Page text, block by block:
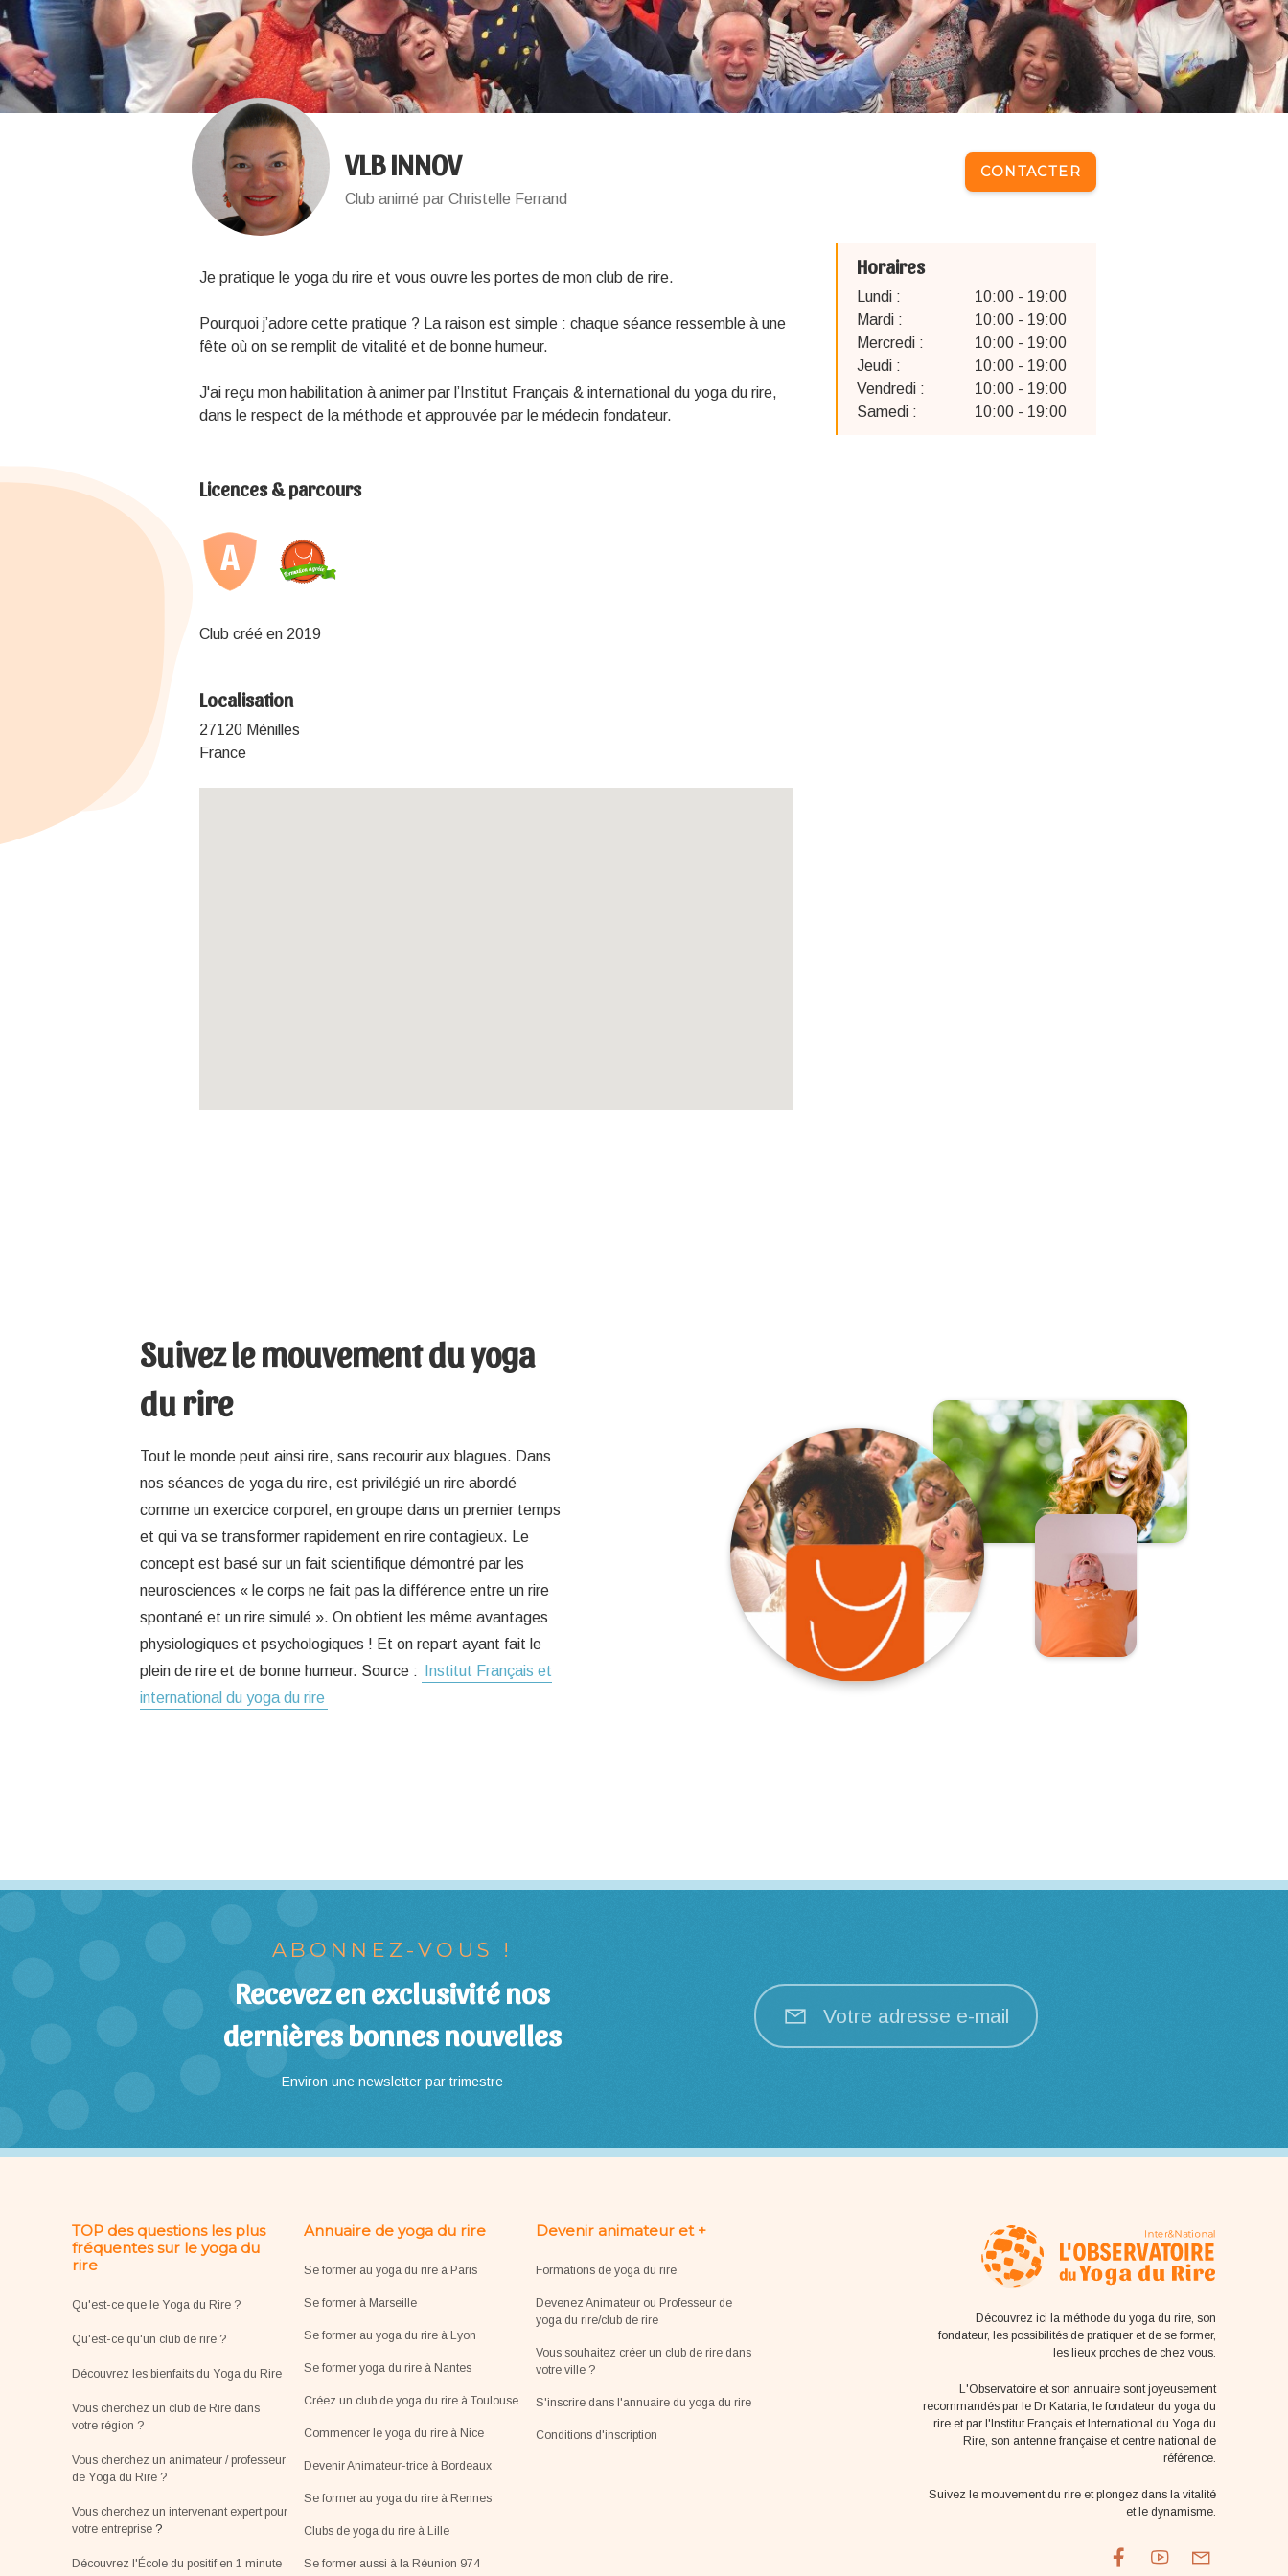
VLB INNOV
Club animé par Christelle Ferrand
CONTACTER
Je pratique le yoga du rire et vous ouvre les portes de mon club de rire.
Pourquoi j’adore cette pratique ? La raison est simple : chaque séance ressemble à une
fête où on se remplit de vitalité et de bonne humeur.
J'ai reçu mon habilitation à animer par l’Institut Français & international du yoga du rire,
dans le respect de la méthode et approuvée par le médecin fondateur.
Licences & parcours
Club créé en 2019
Localisation
27120 Ménilles
France
Horaires
Lundi :
10:00 - 19:00
Mardi :
10:00 - 19:00
Mercredi :
10:00 - 19:00
Jeudi :
10:00 - 19:00
Vendredi :
10:00 - 19:00
Samedi :
10:00 - 19:00
Suivez le mouvement du yoga
du rire
Tout le monde peut ainsi rire, sans recourir aux blagues. Dans
nos séances de yoga du rire, est privilégié un rire abordé
comme un exercice corporel, en groupe dans un premier temps
et qui va se transformer rapidement en rire contagieux. Le
concept est basé sur un fait scientifique démontré par les
neurosciences « le corps ne fait pas la différence entre un rire
spontané et un rire simulé ». On obtient les même avantages
physiologiques et psychologiques ! Et on repart ayant fait le
plein de rire et de bonne humeur. Source :
Institut Français et
international du yoga du rire
ABONNEZ-VOUS !
Recevez en exclusivité nos
dernières bonnes nouvelles
Environ une newsletter par trimestre
Votre adresse e-mail
TOP des questions les plus
fréquentes sur le yoga du
rire
Qu'est-ce que le Yoga du Rire ?
Qu'est-ce qu'un club de rire ?
Découvrez les bienfaits du Yoga du Rire
Vous cherchez un club de Rire dans
votre région ?
Vous cherchez un animateur / professeur
de Yoga du Rire ?
Vous cherchez un intervenant expert pour
votre entreprise?
Découvrez l'École du positif en 1 minute
Annuaire de yoga du rire
Se former au yoga du rire à Paris
Se former à Marseille
Se former au yoga du rire à Lyon
Se former yoga du rire à Nantes
Créez un club de yoga du rire à Toulouse
Commencer le yoga du rire à Nice
Devenir Animateur-trice à Bordeaux
Se former au yoga du rire à Rennes
Clubs de yoga du rire à Lille
Se former aussi à la Réunion 974
Devenir animateur et +
Formations de yoga du rire
Devenez Animateur ou Professeur de
yoga du rire/club de rire
Vous souhaitez créer un club de rire dans
votre ville ?
S'inscrire dans l'annuaire du yoga du rire
Conditions d'inscription
Découvrez ici la méthode du yoga du rire, son
fondateur, les possibilités de pratiquer et de se former,
les lieux proches de chez vous.
L'Observatoire et son annuaire sont joyeusement
recommandés par le Dr Kataria, le fondateur du yoga du
rire et par l'Institut Français et International du Yoga du
Rire, son antenne française et centre national de
référence.
Suivez le mouvement du rire et plongez dans la vitalité
et le dynamisme.